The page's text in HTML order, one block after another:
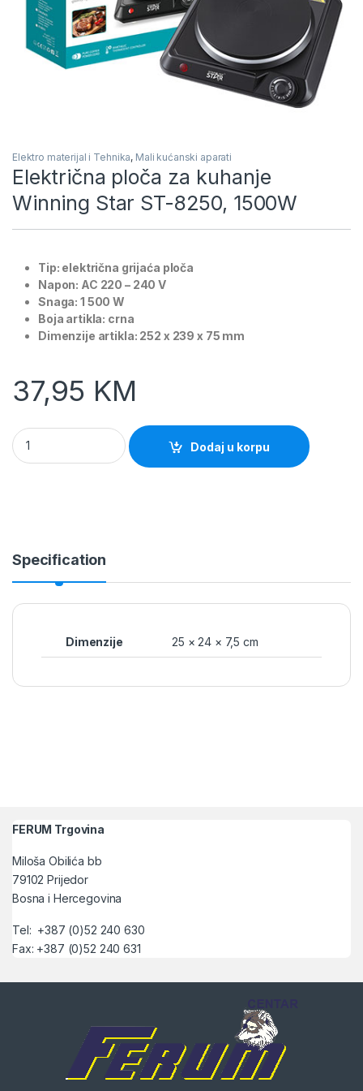
Elektro materijal i Tehnika, Mali kućanski aparati
Električna ploča za kuhanje
Winning Star ST-8250, 1500W
Tip: električna grijaća ploča
Napon: AC 220 – 240 V
Snaga: 1 500 W
Boja artikla: crna
Dimenzije artikla: 252 x 239 x 75 mm
37,95 KM
Električna ploča za kuhanje Winning Star ST-8250, 1500W
Dodaj u korpu
Specification
Dimenzije 25 × 24 × 7,5 cm
FERUM Trgovina
Miloša Obilića bb
79102 Prijedor
Bosna i Hercegovina
Tel: +387 (0)52 240 630
Fax: +387 (0)52 240 631